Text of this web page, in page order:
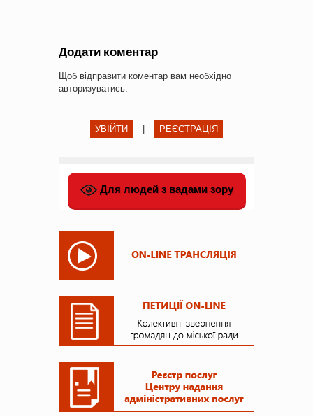
Додати коментар
Щоб відправити коментар вам необхідно
авторизуватись.
УВІЙТИ РЕЄСТРАЦІЯ
Для людей з вадами зору